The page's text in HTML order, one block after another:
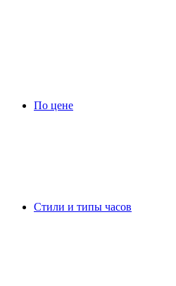
По цене
Стили и типы часов